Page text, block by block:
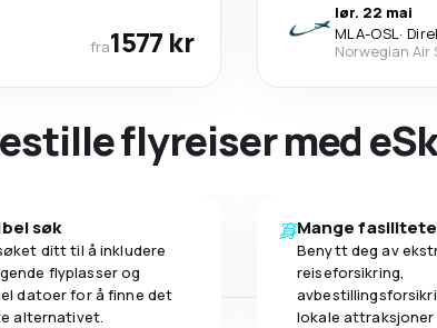
fra1577 kr
lør. 22 mai
MLA-OSL·
Norwegian Air
flyreiser med
søk
ditt til å inkludere
flyplasser og
datoer for å finne det
alternativet.
Mange
Benytt deg av
reiseforsikring,
lokale attraksjoner